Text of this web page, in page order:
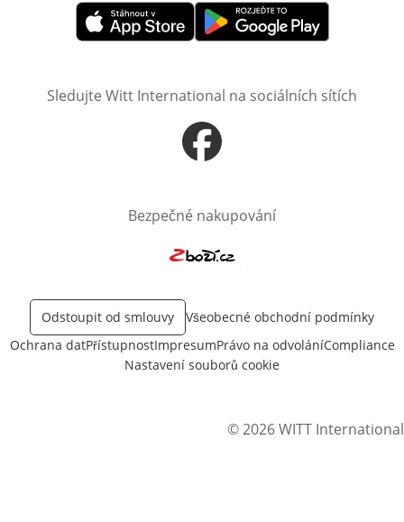
Otevře v novém okněOtevře v novém okně
Sledujte Witt International na sociálních sítích
Otevře v novém okně
Bezpečné nakupování
Odstoupit od smlouvy
Všeobecné obchodní podmínky
Ochrana datPřístupnostImpresumPrávo na odvoláníCompliance
Nastavení souborů cookie
© 2026 WITT International